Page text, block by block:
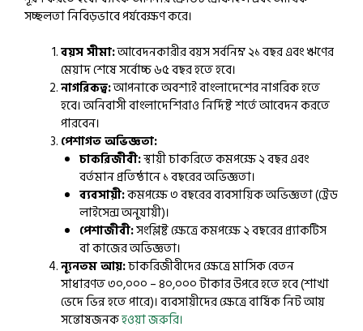
সচ্ছলতা নিবিড়ভাবে পর্যবেক্ষণ করে।
বয়স সীমা:আবেদনকারীর বয়স সর্বনিম্ন ২১ বছর এবং ঋণের
মেয়াদ শেষে সর্বোচ্চ ৬৫ বছর হতে হবে।
নাগরিকত্ব:আপনাকে অবশ্যই বাংলাদেশের নাগরিক হতে
হবে। অনিবাসী বাংলাদেশিরাও নির্দিষ্ট শর্তে আবেদন করতে
পারবেন।
পেশাগত অভিজ্ঞতা:
চাকরিজীবী:স্থায়ী চাকরিতে কমপক্ষে ২ বছর এবং
বর্তমান প্রতিষ্ঠানে ১ বছরের অভিজ্ঞতা।
ব্যবসায়ী:কমপক্ষে ৩ বছরের ব্যবসায়িক অভিজ্ঞতা (ট্রেড
লাইসেন্স অনুযায়ী)।
পেশাজীবী:সংশ্লিষ্ট ক্ষেত্রে কমপক্ষে ২ বছরের প্র্যাকটিস
বা কাজের অভিজ্ঞতা।
ন্যূনতম আয়:চাকরিজীবীদের ক্ষেত্রে মাসিক বেতন
সাধারণত ৩০,০০০ – ৪০,০০০ টাকার উপরে হতে হবে (শাখা
ভেদে ভিন্ন হতে পারে)। ব্যবসায়ীদের ক্ষেত্রে বার্ষিক নিট আয়
সন্তোষজনকহওয়া জরুরি।